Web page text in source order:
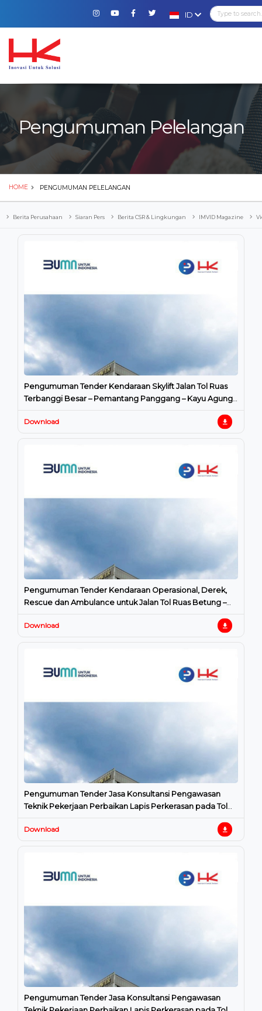
ID
Pengumuman Pelelangan
HOME PENGUMUMAN PELELANGAN
Berita Perusahaan Siaran Pers Berita CSR & Lingkungan IMVID Magazine
Pengumuman Tender Kendaraan Skylift Jalan Tol Ruas
Terbanggi Besar – Pemantang Panggang – Kayu Agung;
Palembang – Indral
Download
Pengumuman Tender Kendaraan Operasional, Derek,
Rescue dan Ambulance untuk Jalan Tol Ruas Betung –
Tempino – Jambi seksi
Download
Pengumuman Tender Jasa Konsultansi Pengawasan
Teknik Pekerjaan Perbaikan Lapis Perkerasan pada Tol
ATP Tahun 2025
Download
Pengumuman Tender Jasa Konsultansi Pengawasan